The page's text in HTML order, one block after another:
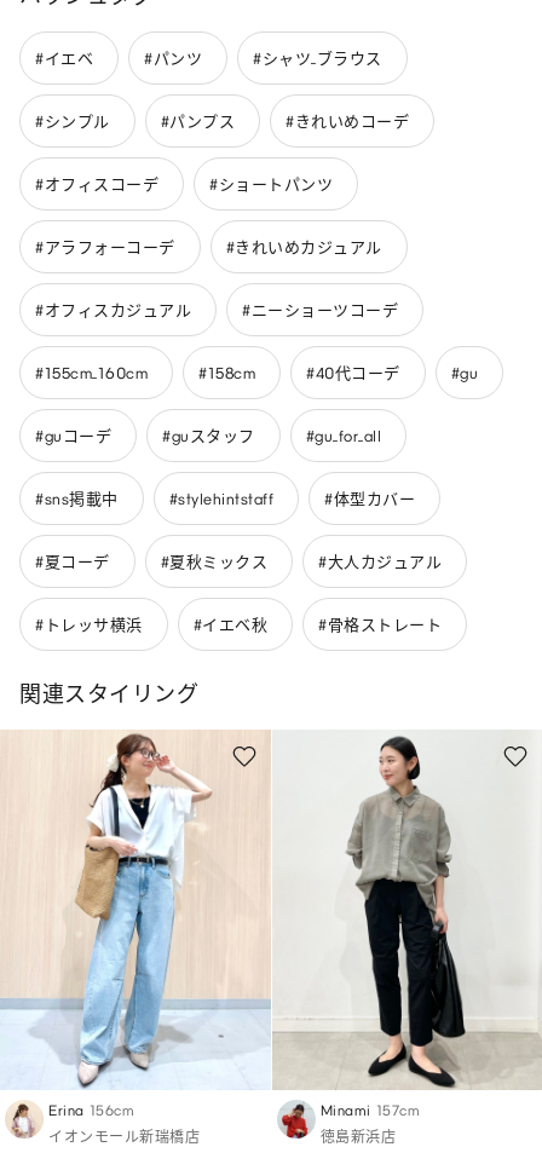
#イエベ #パンツ #シャツ_ブラウス
#シンプル #パンプス #きれいめコーデ
#オフィスコーデ #ショートパンツ
#アラフォーコーデ #きれいめカジュアル
#オフィスカジュアル #ニーショーツコーデ
#155cm_160cm #158cm #40代コーデ #gu
#guコーデ #guスタッフ #gu_for_all
#sns掲載中 #stylehintstaff #体型カバー
#夏コーデ #夏秋ミックス #大人カジュアル
#トレッサ横浜 #イエベ秋 #骨格ストレート
関連スタイリング
Erina 156cm
イオンモール新瑞橋店
Minami 157cm
徳島新浜店